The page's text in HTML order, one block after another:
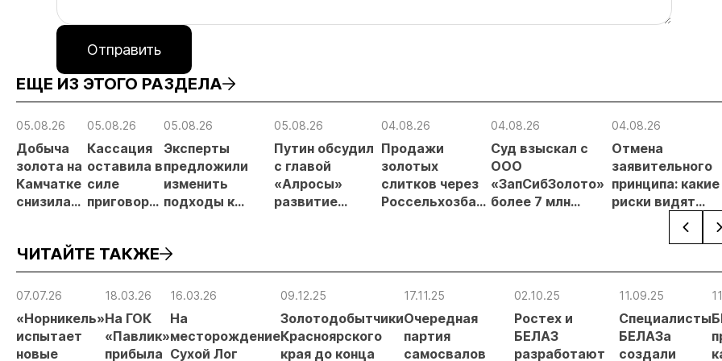
Отправить
ЕЩЕ ИЗ ЭТОГО РАЗДЕЛА
05.08.26
Добыча
золота на
Камчатке
снизилась
полугодии
05.08.26
Кассация
оставила в
силе
приговор
добыче 43
кг золота и
серебра на
05.08.26
Эксперты
предложили
изменить
подходы к
золотодобычи
на фоне
реформы
05.08.26
Путин обсудил
с главой
«Алросы»
развитие
проектов в
Якутии
04.08.26
Продажи
золотых
слитков через
Россельхозбанк
04.08.26
Суд взыскал с
ООО
«ЗапСибЗолото»
более 7 млн
требований при
добыче золота
04.08.26
Отмена
заявительного
принципа: какие
риски видят
ЧИТАЙТЕ ТАКЖЕ
07.07.26
«Норникель»
испытает
новые
18.03.26
На ГОК
«Павлик»
прибыла
16.03.26
На
месторождение
Сухой Лог
09.12.25
Золотодобытчики
Красноярского
края до конца
17.11.25
Очередная
партия
самосвалов
02.10.25
Ростех и
БЕЛАЗ
разработают
11.09.25
Специалисты
БЕЛАЗа
создали